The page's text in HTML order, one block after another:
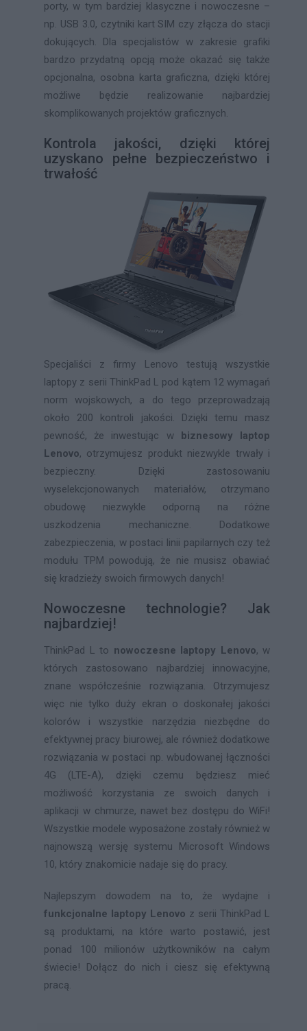
porty, w tym bardziej klasyczne i nowoczesne –
np. USB 3.0, czytniki kart SIM czy złącza do stacji
dokujących. Dla specjalistów w zakresie grafiki
bardzo przydatną opcją może okazać się także
opcjonalna, osobna karta graficzna, dzięki której
możliwe będzie realizowanie najbardziej
skomplikowanych projektów graficznych.
Kontrola jakości, dzięki której
uzyskano pełne bezpieczeństwo i
trwałość
Specjaliści z firmy Lenovo testują wszystkie
laptopy z serii ThinkPad L pod kątem 12 wymagań
norm wojskowych, a do tego przeprowadzają
około 200 kontroli jakości. Dzięki temu masz
pewność, że inwestując w biznesowy laptop
Lenovo, otrzymujesz produkt niezwykle trwały i
bezpieczny. Dzięki zastosowaniu
wyselekcjonowanych materiałów, otrzymano
obudowę niezwykle odporną na różne
uszkodzenia mechaniczne. Dodatkowe
zabezpieczenia, w postaci linii papilarnych czy też
modułu TPM powodują, że nie musisz obawiać
się kradzieży swoich firmowych danych!
Nowoczesne technologie? Jak
najbardziej!
ThinkPad L to nowoczesne laptopy Lenovo, w
których zastosowano najbardziej innowacyjne,
znane współcześnie rozwiązania. Otrzymujesz
więc nie tylko duży ekran o doskonałej jakości
kolorów i wszystkie narzędzia niezbędne do
efektywnej pracy biurowej, ale również dodatkowe
rozwiązania w postaci np. wbudowanej łączności
4G (LTE-A), dzięki czemu będziesz mieć
możliwość korzystania ze swoich danych i
aplikacji w chmurze, nawet bez dostępu do WiFi!
Wszystkie modele wyposażone zostały również w
najnowszą wersję systemu Microsoft Windows
10, który znakomicie nadaje się do pracy.
Najlepszym dowodem na to, że wydajne i
funkcjonalne laptopy Lenovo z serii ThinkPad L
są produktami, na które warto postawić, jest
ponad 100 milionów użytkowników na całym
świecie! Dołącz do nich i ciesz się efektywną
pracą.